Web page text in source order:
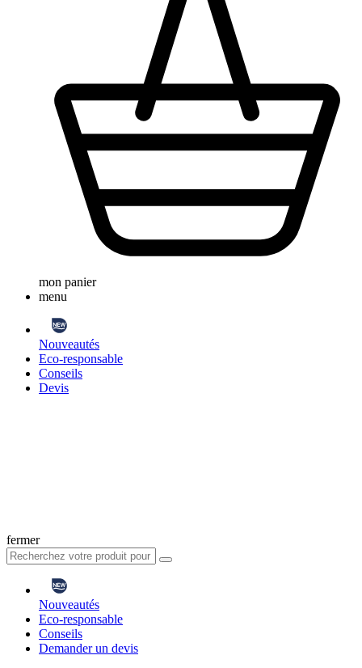
mon panier
menu
Nouveautés
Eco-responsable
Conseils
Devis
fermer
Nouveautés
Eco-responsable
Conseils
Demander un devis